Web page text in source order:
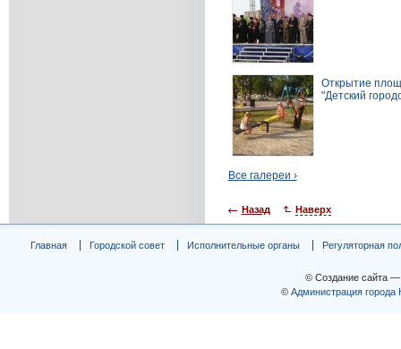
Открытие
"Детский
Все галереи ›
Назад Наверх
Главная Городской совет Исполнительные органы Регуляторная
© Создание сайта
© Администрация города